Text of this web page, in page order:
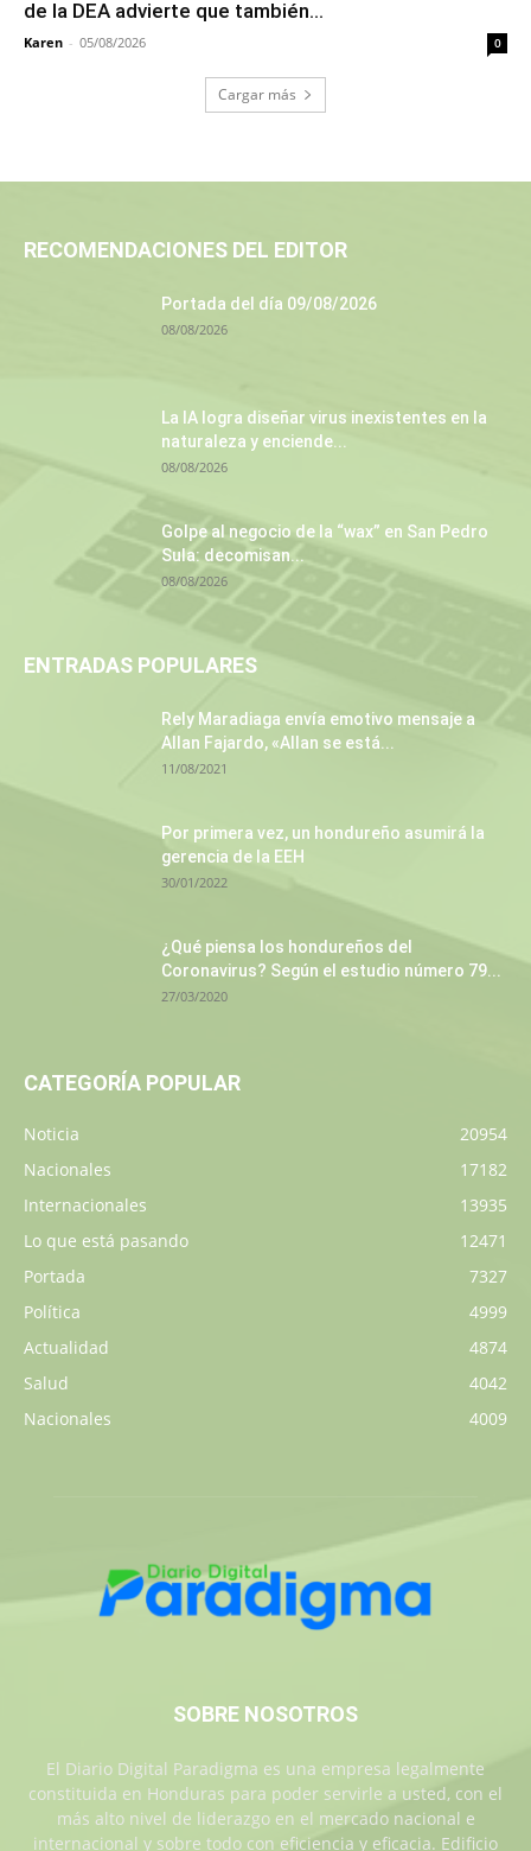
de la DEA advierte que también...
Karen - 05/08/2026 0
Cargar más
RECOMENDACIONES DEL EDITOR
Portada del día 09/08/2026
08/08/2026
La IA logra diseñar virus inexistentes en la
naturaleza y enciende...
08/08/2026
Golpe al negocio de la “wax” en San Pedro
Sula: decomisan...
08/08/2026
ENTRADAS POPULARES
Rely Maradiaga envía emotivo mensaje a
Allan Fajardo, «Allan se está...
11/08/2021
Por primera vez, un hondureño asumirá la
gerencia de la EEH
30/01/2022
¿Qué piensa los hondureños del
Coronavirus? Según el estudio número 79...
27/03/2020
CATEGORÍA POPULAR
Noticia
20954
Nacionales
17182
Internacionales
13935
Lo que está pasando
12471
Portada
7327
Política
4999
Actualidad
4874
Salud
4042
Nacionales
4009
SOBRE NOSOTROS
El Diario Digital Paradigma es una empresa legalmente
constituida en Honduras para poder servirle a usted, con el
más alto nivel de liderazgo en el mercado nacional e
internacional y sobre todo con eficiencia y eficacia. Edificio